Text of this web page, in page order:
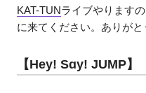
KAT-TUNライブやります
に来てください。ありがと
【Hey! Sɑy! JUMP】